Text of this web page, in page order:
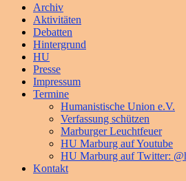
Primäres
Menü
Archiv
Aktivitäten
Debatten
Hintergrund
HU
Presse
Impressum
Termine
Humanistische Union e.V.
Verfassung schützen
Marburger Leuchtfeuer
HU Marburg auf Youtube
HU Marburg auf Twitter:
Kontakt